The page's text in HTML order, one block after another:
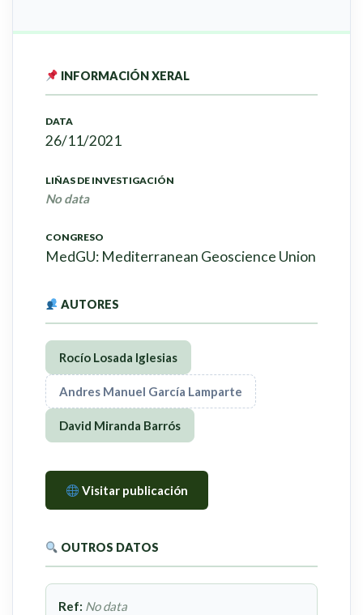
INFORMACIÓN XERAL
DATA
26/11/2021
LIÑAS DE INVESTIGACIÓN
No data
CONGRESO
MedGU: Mediterranean Geoscience Union
AUTORES
Rocío Losada Iglesias
Andres Manuel García Lamparte
David Miranda Barrós
Visitar publicación
OUTROS DATOS
Ref: No data